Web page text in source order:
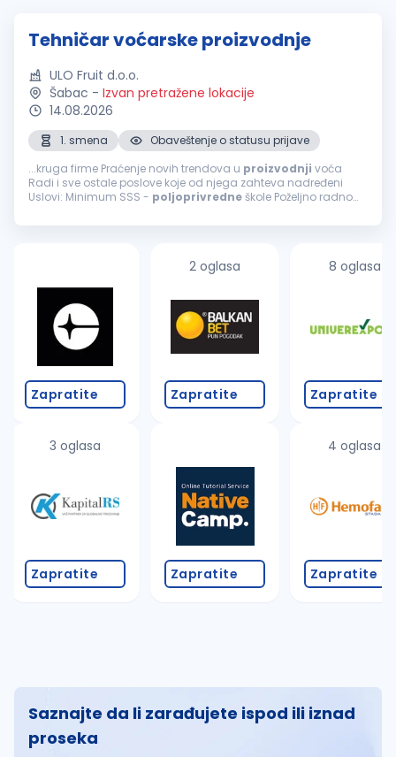
Tehničar voćarske proizvodnje
ULO Fruit d.o.o.
Šabac - Izvan pretražene lokacije
14.08.2026
1. smena
Obaveštenje o statusu prijave
...kruga firme Praćenje novih trendova u proizvodnji voća
Radi i sve ostale poslove koje od njega zahteva nadređeni
Uslovi: Minimum SSS - poljoprivredneškole Poželjno radno
grupe...
Zapratite
3 oglasa
Zapratite
2 oglasa
Zapratite
Zapratite
8 oglasa
Zapratite
4 oglasa
Zapratite
Saznajte da li zarađujete ispod ili iznad
proseka